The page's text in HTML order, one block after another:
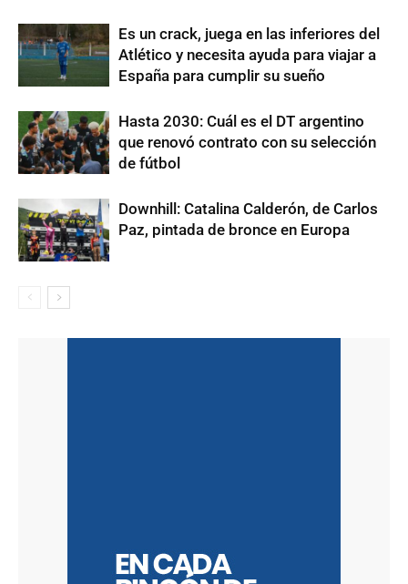
Es un crack, juega en las inferiores del
Atlético y necesita ayuda para viajar a
España para cumplir su sueño
Hasta 2030: Cuál es el DT argentino
que renovó contrato con su selección
de fútbol
Downhill: Catalina Calderón, de Carlos
Paz, pintada de bronce en Europa